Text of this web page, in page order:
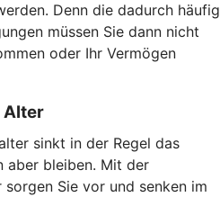
Denn die dadurch häufig
müssen Sie dann nicht
oder Ihr Vermögen
Alter
sinkt in der Regel das
aber bleiben. Mit der
Sie vor und senken im